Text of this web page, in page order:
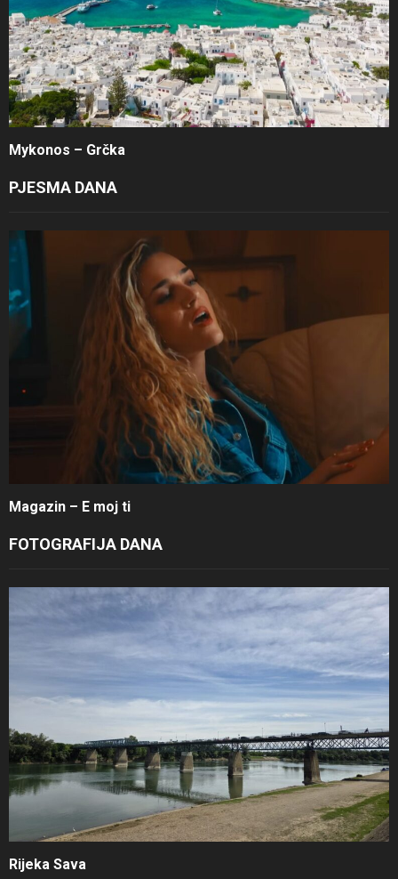
Mykonos – Grčka
PJESMA DANA
Magazin – E moj ti
FOTOGRAFIJA DANA
Rijeka Sava